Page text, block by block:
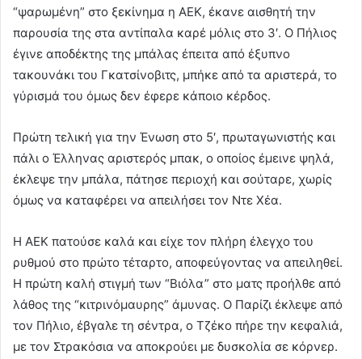
“ψαρωμένη” στο ξεκίνημα η ΑΕΚ, έκανε αισθητή την
παρουσία της στα αντίπαλα καρέ μόλις στο 3′. Ο Πήλιος
έγινε αποδέκτης της μπάλας έπειτα από έξυπνο
τακουνάκι του Γκατσίνοβιτς, μπήκε από τα αριστερά, το
γύρισμά του όμως δεν έφερε κάποιο κέρδος.
Πρώτη τελική για την Ένωση στο 5′, πρωταγωνιστής και
πάλι ο Έλληνας αριστερός μπακ, ο οποίος έμεινε ψηλά,
έκλεψε την μπάλα, πάτησε περιοχή και σούταρε, χωρίς
όμως να καταφέρει να απειλήσει τον Ντε Χέα.
Η ΑΕΚ πατούσε καλά και είχε τον πλήρη έλεγχο του
ρυθμού στο πρώτο τέταρτο, αποφεύγοντας να απειληθεί.
Η πρώτη καλή στιγμή των “Βιόλα” στο ματς προήλθε από
λάθος της “κιτρινόμαυρης” άμυνας. Ο Παρίζι έκλεψε από
τον Πήλιο, έβγαλε τη σέντρα, ο Τζέκο πήρε την κεφαλιά,
με τον Στρακόσια να αποκρούει με δυσκολία σε κόρνερ.